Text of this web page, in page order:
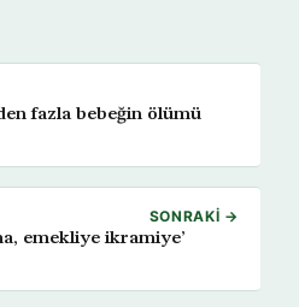
fazla bebeğin ölümü
SONRAKI →
emekliye ikramiye’